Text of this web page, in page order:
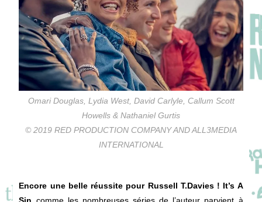
Omari Douglas, Lydia West, David Carlyle, Callum Scott
Howells & Nathaniel Gurtis
© 2019 RED PRODUCTION COMPANY AND ALL3MEDIA
INTERNATIONAL
Encore une belle réussite pour Russell T.Davies ! It’s A